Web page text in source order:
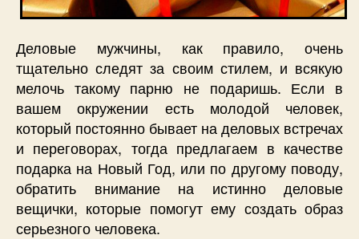
Деловые мужчины, как правило, очень
тщательно следят за своим стилем, и всякую
мелочь такому парню не подаришь. Если в
вашем окружении есть молодой человек,
который постоянно бывает на деловых встречах
и переговорах, тогда предлагаем в качестве
подарка на Новый Год, или по другому поводу,
обратить внимание на истинно деловые
вещички, которые помогут ему создать образ
серьезного человека.